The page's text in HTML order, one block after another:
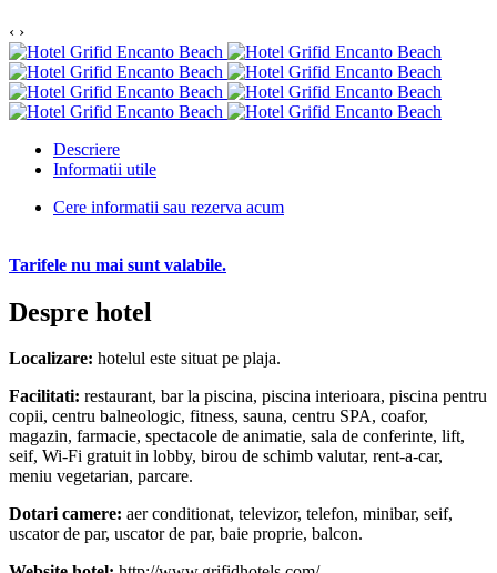
‹ ›
Descriere
Informatii utile
Cere informatii sau rezerva acum
Tarifele nu mai sunt valabile.
Despre hotel
Localizare: hotelul este situat pe plaja.
Facilitati: restaurant, bar la piscina, piscina interioara, piscina pentru
copii, centru balneologic, fitness, sauna, centru SPA, coafor,
magazin, farmacie, spectacole de animatie, sala de conferinte, lift,
seif, Wi-Fi gratuit in lobby, birou de schimb valutar, rent-a-car,
meniu vegetarian, parcare.
Dotari camere: aer conditionat, televizor, telefon, minibar, seif,
uscator de par, uscator de par, baie proprie, balcon.